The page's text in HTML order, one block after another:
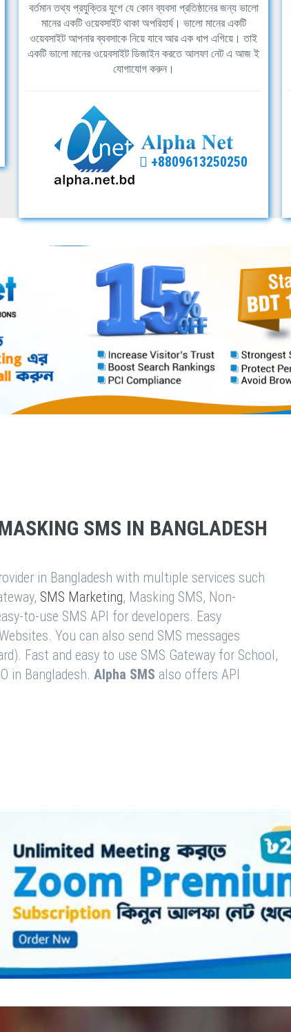
বর্তমান তথ্য প্রযুক্তির যুগে যে কোন ব্যবসা প্রতিষ্ঠানের জন্য ভালো
মানের একটি ওয়েবসাইট থাকা অপরিহার্য। ভালো মানের একটি
ওয়েবসাইট আপনার ব্যবসাকে নিয়ে যাবে আর এক ধাপ এগিয়ে। তাই
একটি ভালো মানের ওয়েবসাইট ডিজাইন করতে আলফা নেট এ আজ ই
যোগাযোগ করুন।
+8809613250250
SMS IN BANGLADESH
in Bangladesh with multiple services such
SMS Marketing, Masking SMS, Non-
to-use SMS API for developers. Easy
You can also send SMS messages
Fast and easy to use SMS Gateway for School,
in Bangladesh. Alpha SMS also offers API